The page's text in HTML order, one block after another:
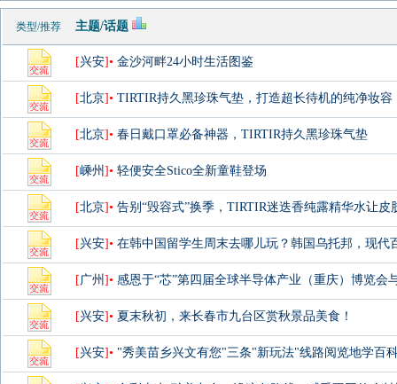
类型/推荐 主题/话题
[兴安]• 金沙河畔24小时生活图鉴
[北京]• TIRTIR持久黑珍珠气垫，打造超长待机的纯净妆容
[北京]• 春日戴口罩必备神器，TIRTIR持久黑珍珠气垫
[嵊州 ]• 轻便安全Stico全新童鞋登场
[北京]• 告别“毁容式”换季，TIRTIR迷迭香纯露精华水让皮
[兴安]• 在韩中国留学生周末去哪儿玩？韩国乌托邦，现代
[广州 ]• 感恩于“芯”第四届全球半导体产业（重庆）博览会
[兴安]• 夏末秋初，来长春市九台区赏秋景品美食！
[兴安]• "秀美苗乡兴文有您"三条"新玩法"线路阅览地学百